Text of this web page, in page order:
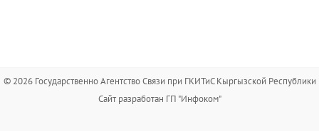
© 2026 Государственно Агентство Связи при ГКИТиС Кыргызской Республики
Сайт разработан ГП "Инфоком"